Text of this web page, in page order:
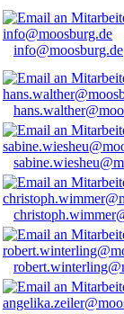
info@moosburg.de